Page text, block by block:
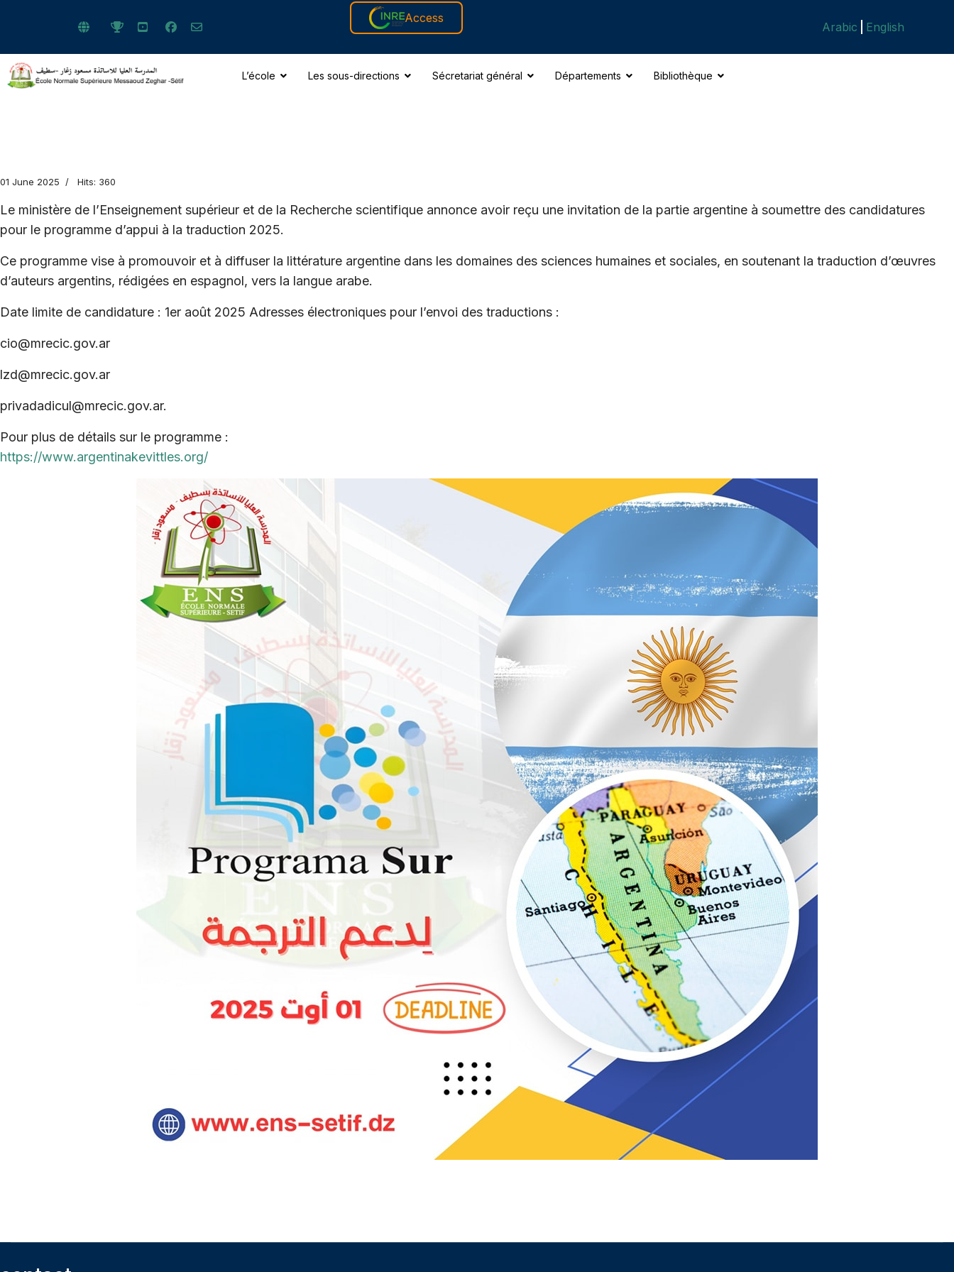
Access
Arabic English
L’école Les sous-directions Sécretariat général Départements Bibliothèque
01 June 2025 Hits: 360
Le ministère de l’Enseignement supérieur et de la Recherche scientifique annonce avoir reçu une invitation de la partie argentine à soumettre des candidatures
pour le programme d’appui à la traduction 2025.
Ce programme vise à promouvoir et à diffuser la littérature argentine dans les domaines des sciences humaines et sociales, en soutenant la traduction d’œuvres
d’auteurs argentins, rédigées en espagnol, vers la langue arabe.
Date limite de candidature : 1er août 2025 Adresses électroniques pour l’envoi des traductions :
cio@mrecic.gov.ar
lzd@mrecic.gov.ar
privadadicul@mrecic.gov.ar.
Pour plus de détails sur le programme :
https://www.argentinakevittles.org/